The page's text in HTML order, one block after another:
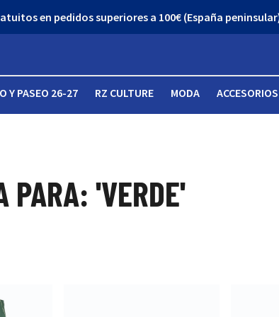
en pedidos superiores a 100€ (España
Y PASEO 26-27 RZ CULTURE MODA ACCESORIOS
PARA: 'VERDE'